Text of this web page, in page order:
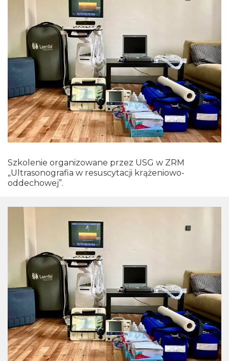
Szkolenie organizowane przez USG w ZRM
„Ultrasonografia w resuscytacji krążeniowo-
oddechowej”.